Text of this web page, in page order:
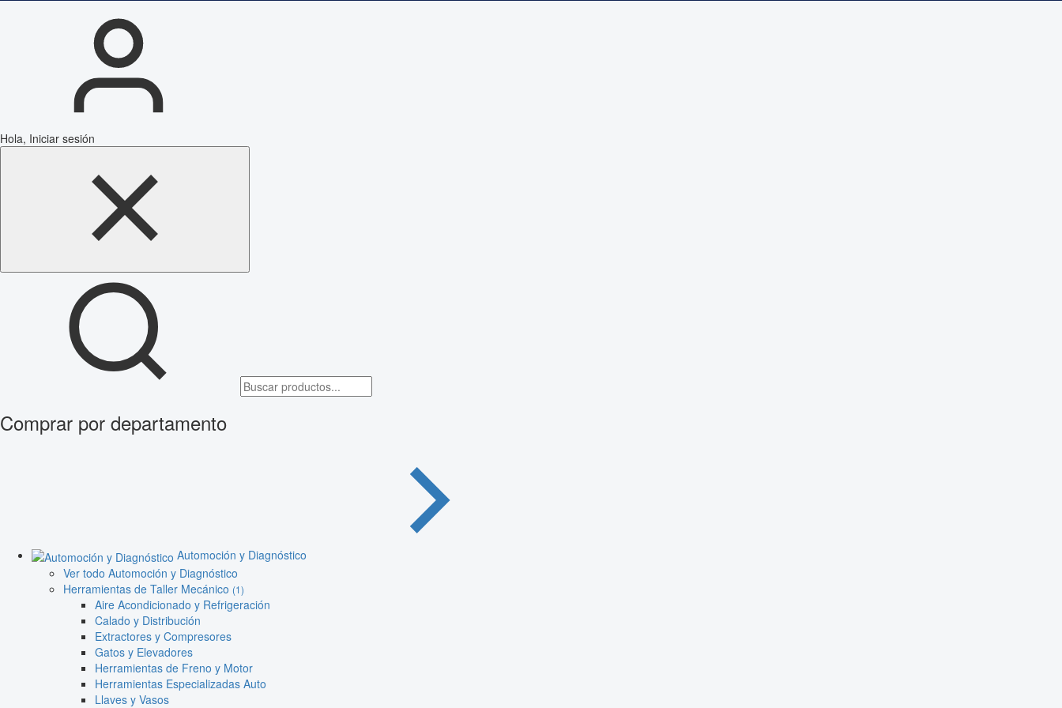
Hola, Iniciar sesión
Comprar por departamento
Automoción y Diagnóstico
Ver todo Automoción y Diagnóstico
Herramientas de Taller Mecánico (1)
Aire Acondicionado y Refrigeración
Calado y Distribución
Extractores y Compresores
Gatos y Elevadores
Herramientas de Freno y Motor
Herramientas Especializadas Auto
Llaves y Vasos